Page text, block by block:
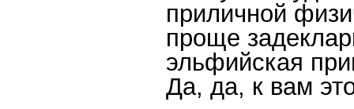
приличной
проще
эльфийская
Да, да, к вам